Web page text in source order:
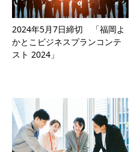
2024年5月7日締切 「福岡よ
かとこビジネスプランコンテ
スト 2024」